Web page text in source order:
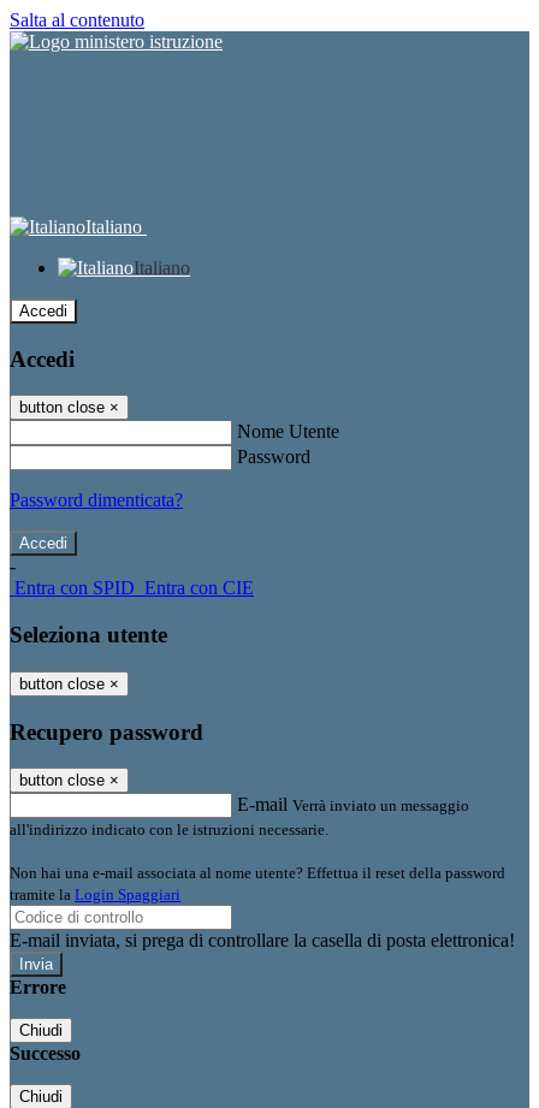
Salta al contenuto
Italiano
Italiano
Accedi
Accedi
button close ×
Nome Utente
Password
Password dimenticata?
-
Entra con SPID Entra con CIE
Seleziona utente
button close ×
Recupero password
button close ×
E-mail Verrà inviato un messaggio
all'indirizzo indicato con le istruzioni necessarie.
Non hai una e-mail associata al nome utente? Effettua il reset della password
tramite la Login Spaggiari
E-mail inviata, si prega di controllare la casella di posta elettronica!
Errore
Chiudi
Successo
Chiudi